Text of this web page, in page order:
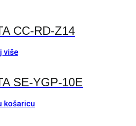
CC-RD-Z14
više
SE-YGP-10E
košaricu